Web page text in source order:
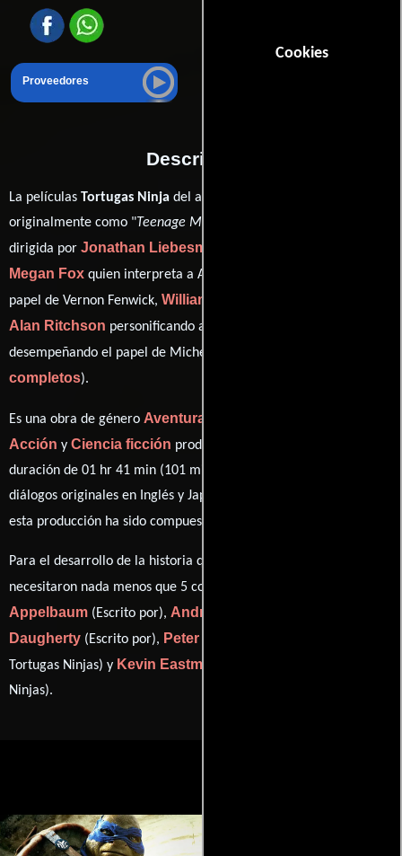
Cookies
Proveedores
Descripción
La películas Tortugas Ninja del año 2014, conocida
originalmente como "Teenage Mutant Ninja Turtles
dirigida por Jonathan Liebesman
Megan Fox quien interpreta a April O'Neil,
papel de Vernon Fenwick, William Fichtner
Alan Ritchson personificando a Raphael y
desempeñando el papel de Michelangelo (
completos).
Es una obra de género Aventura
Acción y Ciencia ficción producida en EE.UU.. Con una
duración de 01 hr 41 min (101 minutos), esta película tiene
diálogos originales en Inglés y Japonés
esta producción ha sido compuesta por
Para el desarrollo de la historia que cuenta esta obra, se
necesitaron nada menos que 5 colaboraciones.
Appelbaum (Escrito por), André Nemec
Daugherty (Escrito por), Peter Laird
Tortugas Ninjas) y Kevin Eastman
Ninjas).